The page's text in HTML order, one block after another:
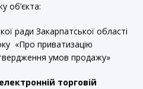
об’єкта:
ради Закарпатської області
«Про приватизацію
умов продажу»
торговій